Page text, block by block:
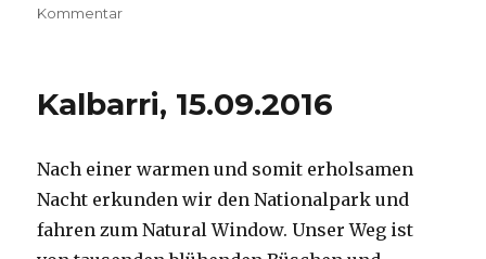
Kommentarzu
Kalbarri, 15.09.2016
Nach einer warmen und somit erholsamen
Nacht erkunden wir den Nationalpark und
fahren zum Natural Window. Unser Weg ist